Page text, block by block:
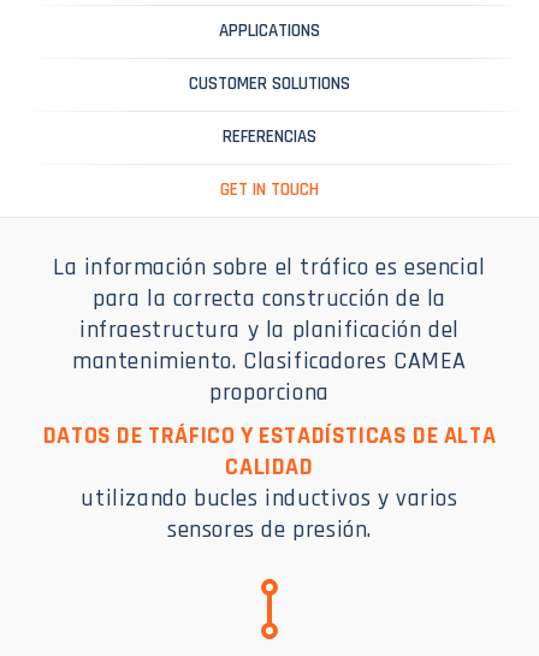
APPLICATIONS
CUSTOMER SOLUTIONS
REFERENCIAS
GET IN TOUCH
La información sobre el tráfico es esencial
para la correcta construcción de la
infraestructura y la planificación del
mantenimiento. Clasificadores CAMEA
proporciona
DATOS DE TRÁFICO Y ESTADÍSTICAS DE ALTA
CALIDAD
utilizando bucles inductivos y varios
sensores de presión.